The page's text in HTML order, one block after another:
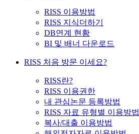
RISS 이용방법
RISS 지식더하기
DB연계 현황
BI 및 배너 다운로드
RISS 처음 방문 이세요?
RISS란?
RISS 이용권한
내 관심논문 등록방법
RISS 자료 유형별 이용방법
복사/대출 이용방법